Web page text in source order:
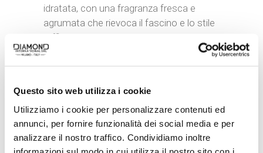
Questo sito web utilizza i cookie
Utilizziamo i cookie per personalizzare contenuti ed
annunci, per fornire funzionalità dei social media e per
analizzare il nostro traffico. Condividiamo inoltre
idratata, con una fragranza fresca e
agrumata che rievoca il fascino e lo stile
raffinato dell’Inter
FASCINO IN OGNI MOMENTO:
con il dopobarba Inter, per una pelle
levigata e profumata con note distintive
che lasciano un’impressione duratura